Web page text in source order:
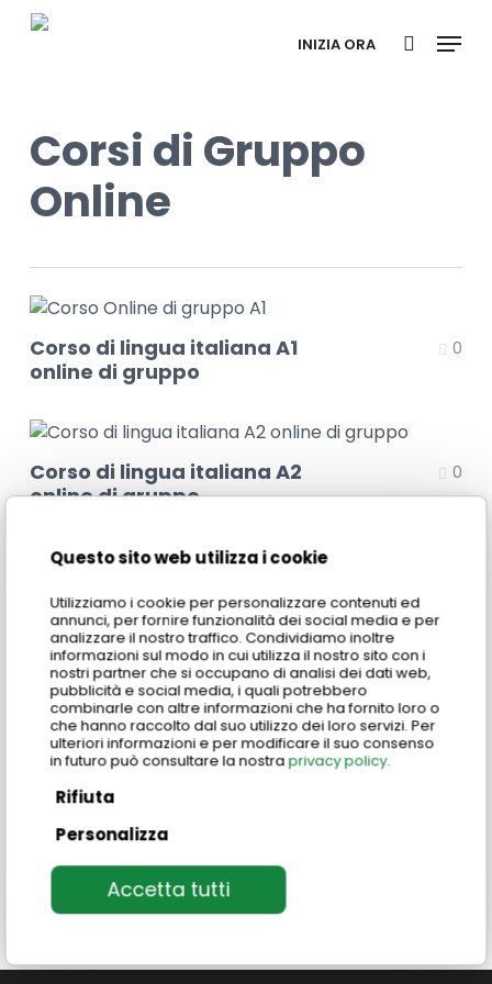
Questo sito web utilizza i cookie
Utilizziamo i cookie per personalizzare contenuti ed
annunci, per fornire funzionalità dei social media e per
analizzare il nostro traffico. Condividiamo inoltre
informazioni sul modo in cui utilizza il nostro sito con i
nostri partner che si occupano di analisi dei dati web,
pubblicità e social media, i quali potrebbero
combinarle con altre informazioni che ha fornito loro o
che hanno raccolto dal suo utilizzo dei loro servizi. Per
ulteriori informazioni e per modificare il suo consenso
in futuro può consultare la nostra privacy policy.
Rifiuta
Personalizza
Accetta tutti
Skip
INIZIA ORA search
Menu
Corsi di Gruppo
Online
Corso di lingua italiana A1
online di gruppo
0
Corso di lingua italiana A2
online di gruppo
0
Corso di lingua italiana B1
online di gruppo
Corso di lingua italiana B2
online di gruppo
Corso di lingua italiana
Online di Gruppo Avanzato